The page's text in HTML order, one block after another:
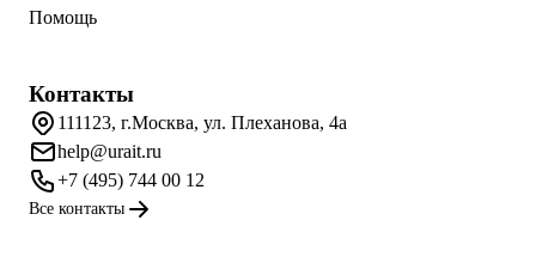
Помощь
Контакты
111123, г.Москва, ул. Плеханова, 4а
help@urait.ru
+7 (495) 744 00 12
Все контакты